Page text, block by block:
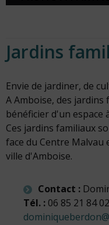
Jardins
Envie de jardiner, de
A Amboise, des
bénéficier d'un espace
Ces jardins familiaux
face du Centre
ville d'Amboise.
Contact :
Tél. : 06 85 21 84 02